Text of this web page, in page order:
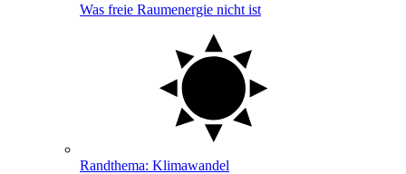
Was freie Raumenergie nicht ist
Randthema: Klimawandel